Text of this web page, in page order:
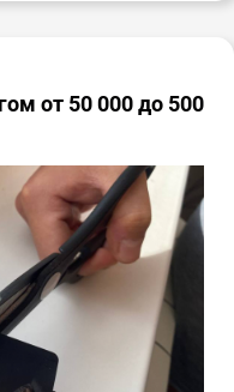
от 50 000 до 500